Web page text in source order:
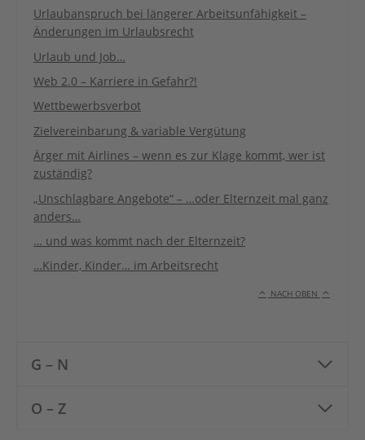
Urlaubanspruch bei längerer Arbeitsunfähigkeit –
Änderungen im Urlaubsrecht
Urlaub und Job…
Web 2.0 – Karriere in Gefahr?!
Wettbewerbsverbot
Zielvereinbarung & variable Vergütung
Ärger mit Airlines – wenn es zur Klage kommt, wer ist
zuständig?
„Unschlagbare Angebote“ – …oder Elternzeit mal ganz
anders…
… und was kommt nach der Elternzeit?
…Kinder, Kinder… im Arbeitsrecht
NACH OBEN
G – N
O – Z